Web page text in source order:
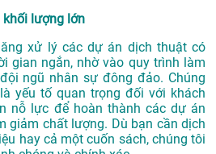
khối lượng lớn
xử lý các dự án dịch thuật có
gian ngắn, nhờ vào quy trình làm
ngũ nhân sự đông đảo. Chúng
yếu tố quan trọng đối với khách
nỗ lực để hoàn thành các dự án
giảm chất lượng. Dù bạn cần dịch
hay cả một cuốn sách, chúng tôi